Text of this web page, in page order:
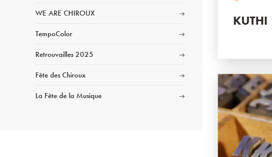
WE ARE CHIROUX
TempoColor
Retrouvailles 2025
Fête des Chiroux
La Fête de la Musique
KUTHI